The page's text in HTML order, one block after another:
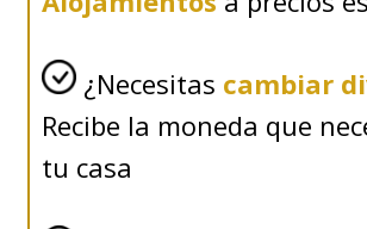
¿Necesitas cambiar
Recibe la moneda que
tu casa